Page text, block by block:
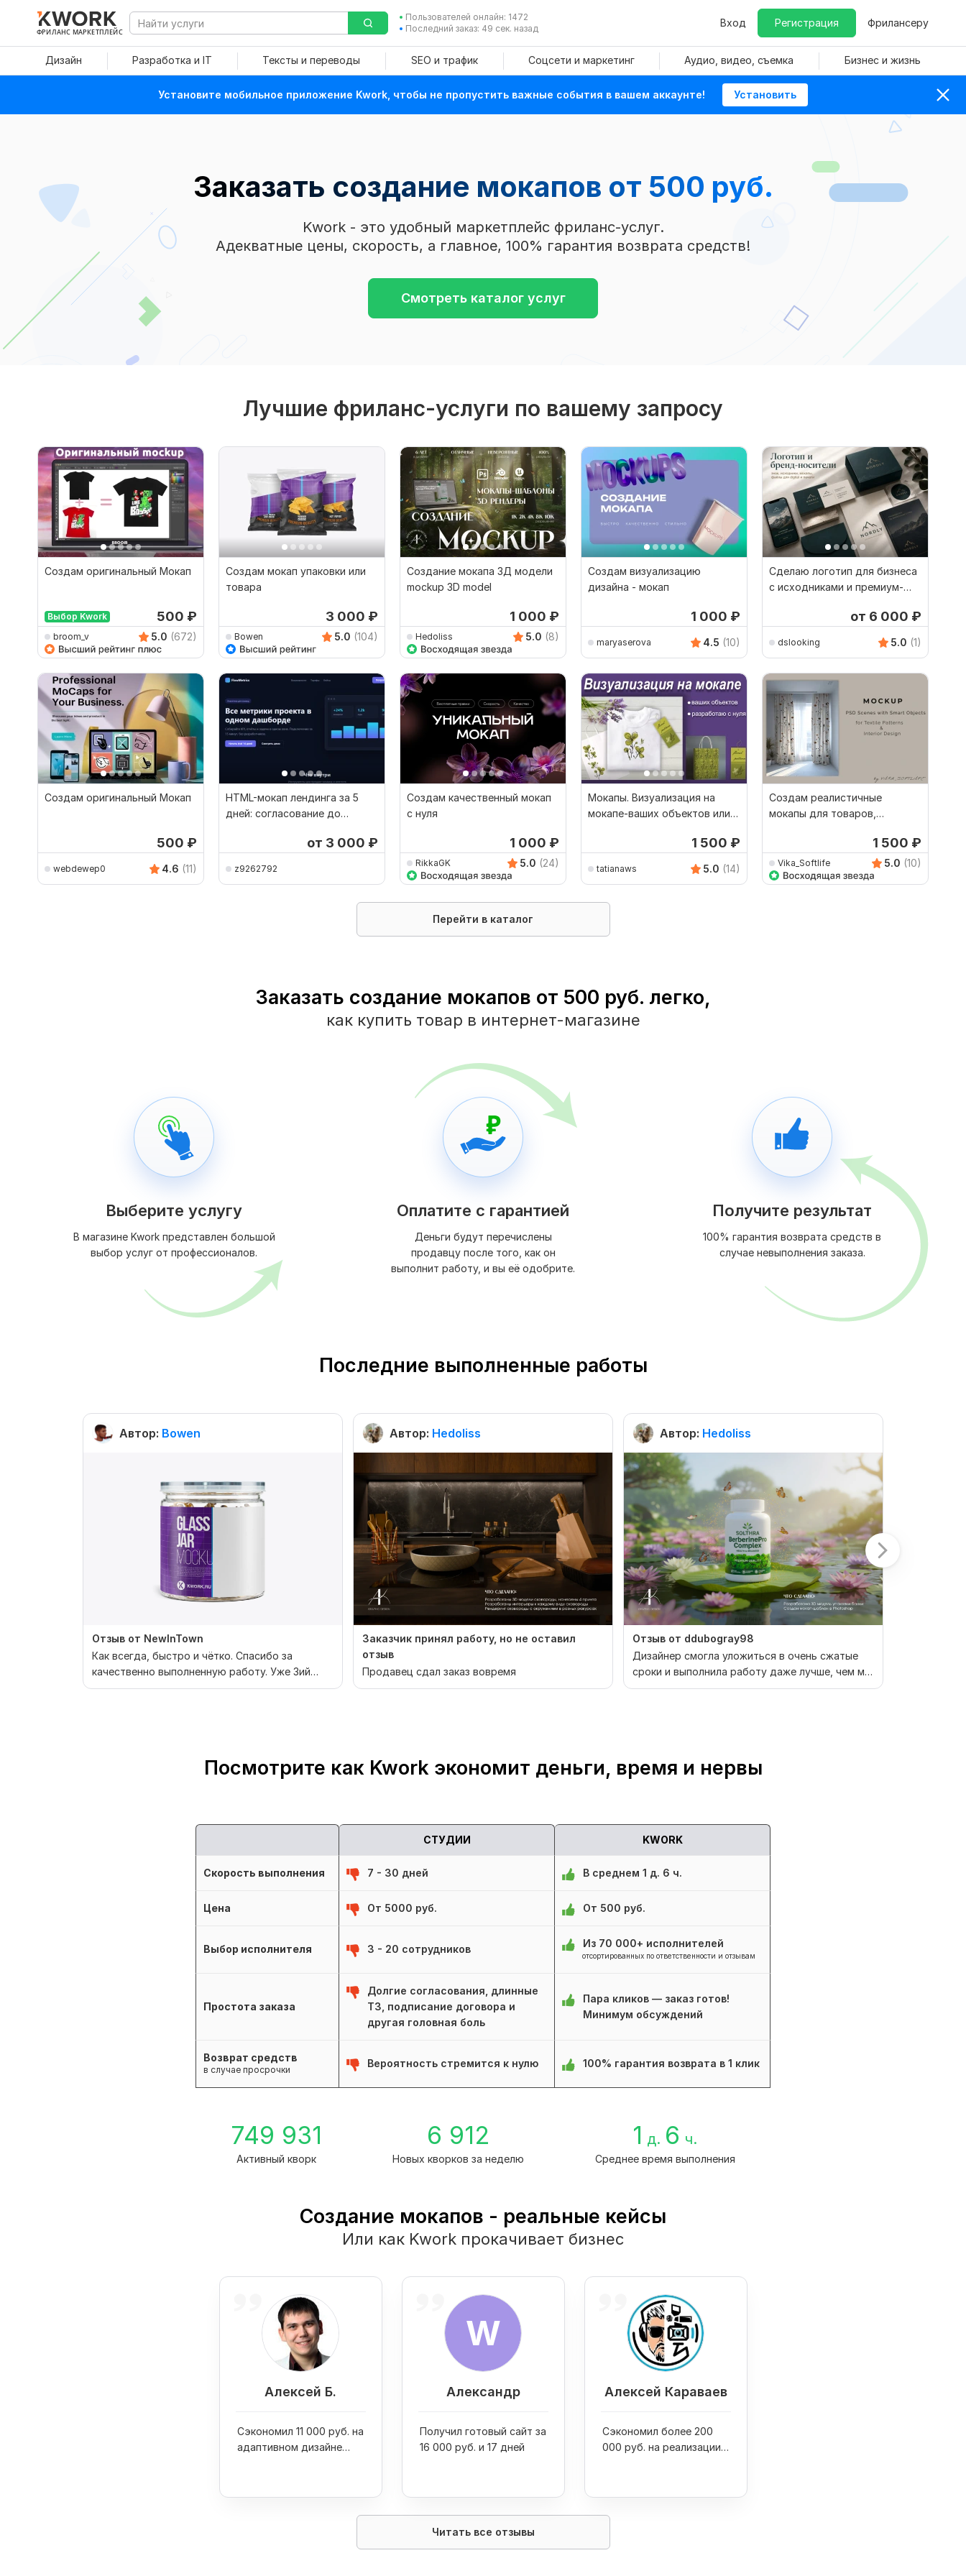
ФРИЛАНС МАРКЕТПЛЕЙС
Пользователей онлайн: 1472
Последний заказ: 49 сек. назад
Вход Регистрация Фрилансеру
Дизайн Разработка и IT Тексты и переводы SEO и трафик Соцсети и маркетинг Аудио, видео, съемка Бизнес и жизнь
Установите мобильное приложение Kwork, чтобы не пропустить важные события в вашем аккаунте! Установить
Заказать создание мокапов от 500 руб.
Kwork - это удобный маркетплейс фриланс-услуг.
Адекватные цены, скорость, а главное, 100% гарантия возврата средств!
Смотреть каталог услуг
Лучшие фриланс-услуги по вашему запросу
Создам оригинальный Мокап
Выбор Kwork 500 ₽
broom_v 5.0 (672)
Создам мокап упаковки или
товара
3 000 ₽
Bowen 5.0 (104)
Создание мокапа 3Д модели
mockup 3D model
1 000 ₽
Hedoliss 5.0 (8)
Создам визуализацию
дизайна - мокап
1 000 ₽
maryaserova 4.5 (10)
Сделаю логотип для бизнеса
с исходниками и премиум-
от 6 000 ₽
dslooking 5.0 (1)
Создам оригинальный Мокап
500 ₽
webdewep0 4.6 (11)
HTML-мокап лендинга за 5
дней: согласование до
от 3 000 ₽
z9262792
Создам качественный мокап
с нуля
1 000 ₽
RikkaGK 5.0 (24)
Мокапы. Визуализация на
мокапе-ваших объектов или
1 500 ₽
tatianaws 5.0 (14)
Создам реалистичные
мокапы для товаров,
1 500 ₽
Vika_Softlife 5.0 (10)
Перейти в каталог
Заказать создание мокапов от 500 руб. легко,
как купить товар в интернет-магазине
Выберите услугу
В магазине Kwork представлен большой
выбор услуг от профессионалов.
Оплатите с гарантией
Деньги будут перечислены
продавцу после того, как он
выполнит работу, и вы её одобрите.
Получите результат
100% гарантия возврата средств в
случае невыполнения заказа.
Последние выполненные работы
Автор: Bowen
Отзыв от NewInTown
Как всегда, быстро и чётко. Спасибо за
качественно выполненную работу. Уже 3ий
заказ и все на 5 б...
Автор: Hedoliss
Заказчик принял работу, но не оставил
отзыв
Продавец сдал заказ вовремя
Автор: Hedoliss
Отзыв от ddubogray98
Дизайнер смогла уложиться в очень сжатые
сроки и выполнила работу даже лучше, чем мы
изначально с...
Посмотрите как Kwork экономит деньги, время и нервы
СТУДИИ KWORK
Скорость выполнения 7 - 30 дней В среднем 1 д. 6 ч.
Цена От 5000 руб. От 500 руб.
Выбор исполнителя 3 - 20 сотрудников Из 70 000+ исполнителей
отсортированных по ответственности и отзывам
Простота заказа
Долгие согласования, длинные
ТЗ, подписание договора и
другая головная боль
Пара кликов — заказ готов!
Минимум обсуждений
Возврат средств
в случае просрочки
Вероятность стремится к нулю 100% гарантия возврата в 1 клик
749 931
Активный кворк
6 912
Новых кворков за неделю
1 д. 6 ч.
Среднее время выполнения
Создание мокапов - реальные кейсы
Или как Kwork прокачивает бизнес
Алексей Б.
Сэкономил 11 000 руб. на
адаптивном дизайне
W
Александр
Получил готовый сайт за
16 000 руб. и 17 дней
Алексей Караваев
Сэкономил более 200
000 руб. на реализации
Читать все отзывы